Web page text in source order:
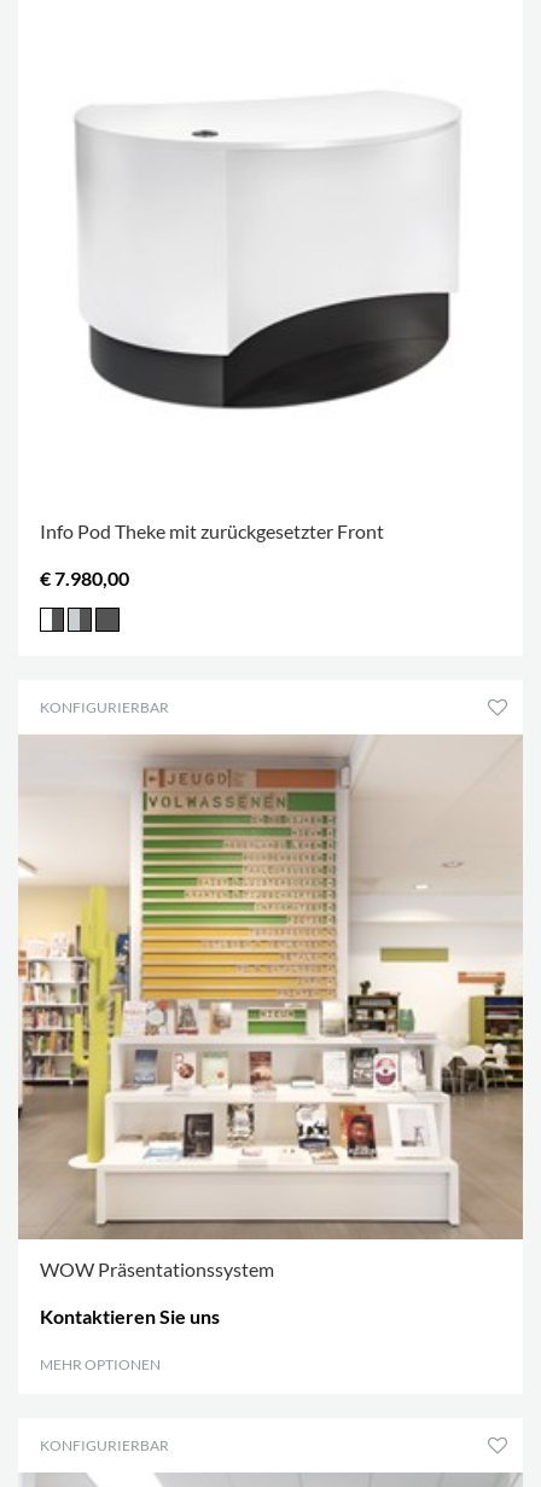
Info Pod Theke mit zurückgesetzter Front
€ 7.980,00
KONFIGURIERBAR
WOW Präsentationssystem
Kontaktieren Sie uns
MEHR OPTIONEN
KONFIGURIERBAR